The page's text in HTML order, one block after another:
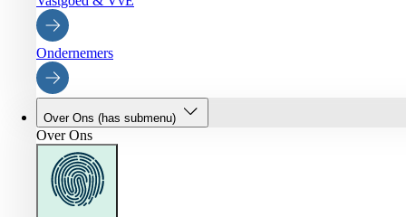
Ondernemers
Over Ons (has submenu)
Over Ons